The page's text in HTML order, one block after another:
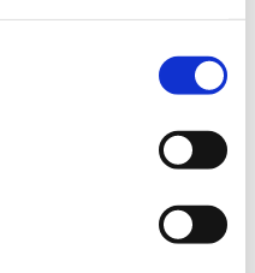
udstilling
Efterårsudstilling
kunstmesse, London
udstilling